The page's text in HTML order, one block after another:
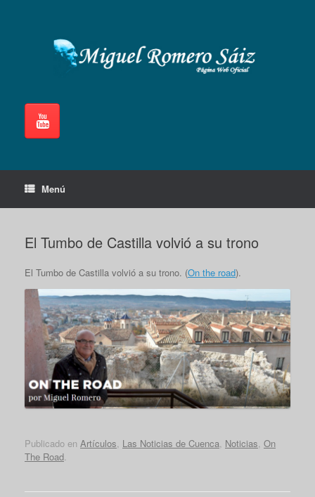
Menú
El Tumbo de Castilla volvió a su trono
El Tumbo de Castilla volvió a su trono. (On the road).
Publicado en Artículos, Las Noticias de Cuenca, Noticias, On
The Road.